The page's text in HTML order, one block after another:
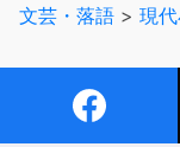
他人の視線を畏れ
文芸・落語 > 現